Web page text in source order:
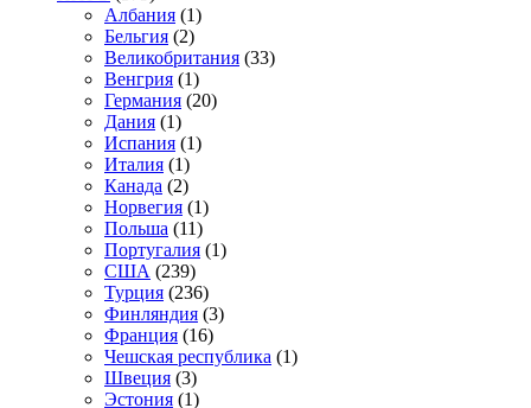
Албания (1)
Бельгия (2)
Великобритания (33)
Венгрия (1)
Германия (20)
Дания (1)
Испания (1)
Италия (1)
Канада (2)
Норвегия (1)
Польша (11)
Португалия (1)
США (239)
Турция (236)
Финляндия (3)
Франция (16)
Чешская республика (1)
Швеция (3)
Эстония (1)